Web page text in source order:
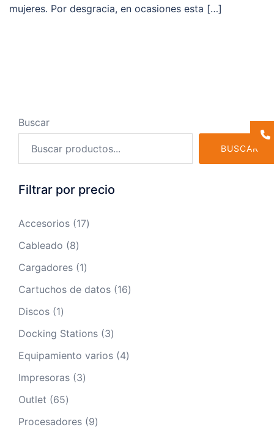
mujeres. Por desgracia, en ocasiones esta […]
Buscar
BUSCAR
Filtrar por precio
Accesorios 1717
Cableado 88
productos
Cargadores 11
producto
Cartuchos de datos 1616
Discos 11
producto
Docking Stations 33
productos
Equipamiento varios 44
Impresoras 33
Outlet 6565
productos
Procesadores 99